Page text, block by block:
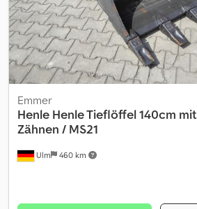
Ulm 460 km
Emmer
Henle Henle Tieflöffel 140cm mit
Zähnen / MS21